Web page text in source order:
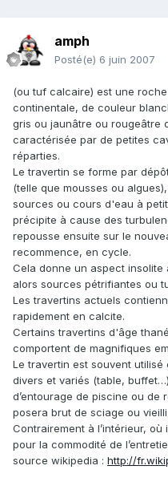
amph
Posté(e) 6 juin 2007
(ou tuf calcaire) est une
continentale, de couleur
gris ou jaunâtre ou rougeâtre
caractérisée par de petites
réparties.
Le travertin se forme par
(telle que mousses ou
sources ou cours d'eau à
précipite à cause des
repousse ensuite sur le
recommence, en cycle.
Cela donne un aspect
alors sources pétrifiantes ou
Les travertins actuels
rapidement en calcite.
Certains travertins d'âge
comportent de magnifiques
Le travertin est souvent
divers et variés (table,
d’entourage de piscine ou de
posera brut de sciage ou
Contrairement à l’intérieur,
pour la commodité de
source wikipedia : http://